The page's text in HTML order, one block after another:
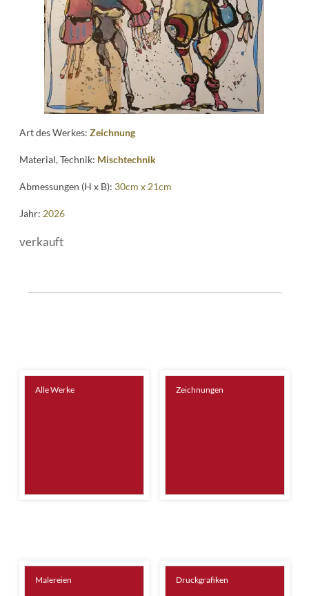
Art des Werkes:Zeichnung
Material, Technik: Mischtechnik
Abmessungen (H x B): 30cm x 21cm
Jahr: 2026
verkauft
Alle Werke Zeichnungen
Malereien Druckgrafiken